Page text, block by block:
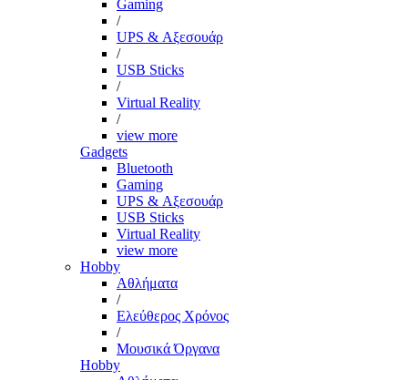
Gaming
/
UPS & Αξεσουάρ
/
USB Sticks
/
Virtual Reality
/
view more
Gadgets
Bluetooth
Gaming
UPS & Αξεσουάρ
USB Sticks
Virtual Reality
view more
Hobby
Αθλήματα
/
Ελεύθερος Χρόνος
/
Μουσικά Όργανα
Hobby